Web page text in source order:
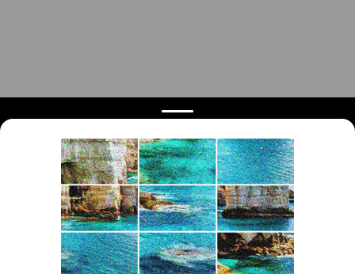
Поиск запчастей
Для автокомпаний
Авторазборки
О проекте
Помощь
Карта сайта